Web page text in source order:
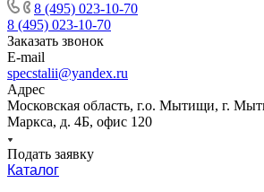
8 (495) 023-10-70
8 (495) 023-10-70
Заказать звонок
E-mail
specstalii@yandex.ru
Адрес
Московская область, г.о. Мытищи, г.
Маркса, д. 4Б, офис 120
Подать заявку
Каталог